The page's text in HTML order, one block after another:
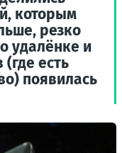
которым
резко
удалёнке и
есть
появилась